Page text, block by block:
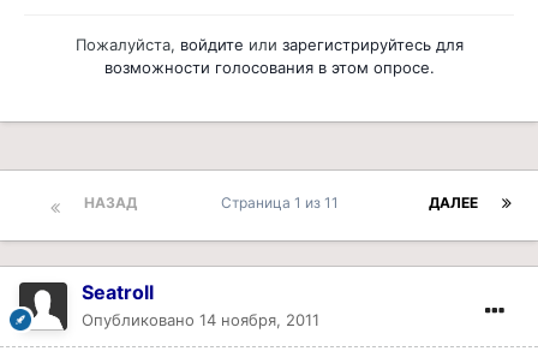
Пожалуйста, войдите или зарегистрируйтесьдля
возможности голосования в этом опросе.
НАЗАД ДАЛЕЕ
Страница 1 из 11
Seatroll
Опубликовано 14 ноября, 2011